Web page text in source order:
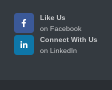
Like Us
on Facebook
Connect With Us
on LinkedIn